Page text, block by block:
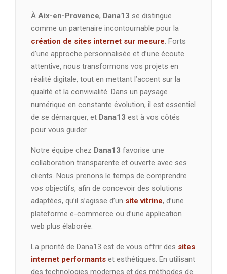
À Aix-en-Provence, Dana13 se distingue
comme un partenaire incontournable pour la
création de sites internet sur mesure. Forts
d’une approche personnalisée et d’une écoute
attentive, nous transformons vos projets en
réalité digitale, tout en mettant l’accent sur la
qualité et la convivialité. Dans un paysage
numérique en constante évolution, il est essentiel
de se démarquer, et Dana13 est à vos côtés
pour vous guider.
Notre équipe chez Dana13 favorise une
collaboration transparente et ouverte avec ses
clients. Nous prenons le temps de comprendre
vos objectifs, afin de concevoir des solutions
adaptées, qu’il s’agisse d’un site vitrine, d’une
plateforme e-commerce ou d’une application
web plus élaborée.
La priorité de Dana13 est de vous offrir des sites
internet performants et esthétiques. En utilisant
des technologies modernes et des méthodes de